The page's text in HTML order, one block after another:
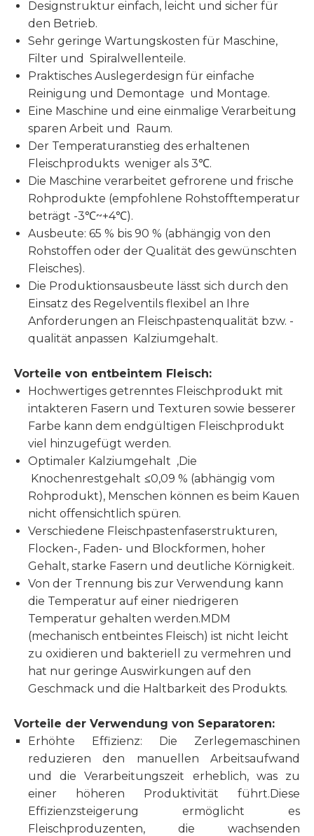
Designstruktur einfach, leicht und sicher für
den Betrieb.
Sehr geringe Wartungskosten für Maschine,
Filter und Spiralwellenteile.
Praktisches Auslegerdesign für einfache
Reinigung und Demontage und Montage.
Eine Maschine und eine einmalige Verarbeitung
sparen Arbeit und Raum.
Der Temperaturanstieg des erhaltenen
Fleischprodukts weniger als 3℃.
Die Maschine verarbeitet gefrorene und frische
Rohprodukte (empfohlene Rohstofftemperatur
beträgt -3℃~+4℃).
Ausbeute: 65 % bis 90 % (abhängig von den
Rohstoffen oder der Qualität des gewünschten
Fleisches).
Die Produktionsausbeute lässt sich durch den
Einsatz des Regelventils flexibel an Ihre
Anforderungen an Fleischpastenqualität bzw. -
qualität anpassen Kalziumgehalt.
Vorteile von entbeintem Fleisch:
Hochwertiges getrenntes Fleischprodukt mit
intakteren Fasern und Texturen sowie besserer
Farbe kann dem endgültigen Fleischprodukt
viel hinzugefügt werden.
Optimaler Kalziumgehalt ,Die
Knochenrestgehalt ≤0,09 % (abhängig vom
Rohprodukt), Menschen können es beim Kauen
nicht offensichtlich spüren.
Verschiedene Fleischpastenfaserstrukturen,
Flocken-, Faden- und Blockformen, hoher
Gehalt, starke Fasern und deutliche Körnigkeit.
Von der Trennung bis zur Verwendung kann
die Temperatur auf einer niedrigeren
Temperatur gehalten werden.MDM
(mechanisch entbeintes Fleisch) ist nicht leicht
zu oxidieren und bakteriell zu vermehren und
hat nur geringe Auswirkungen auf den
Geschmack und die Haltbarkeit des Produkts.
Vorteile der Verwendung von Separatoren:
Erhöhte Effizienz: Die Zerlegemaschinen
reduzieren den manuellen Arbeitsaufwand
und die Verarbeitungszeit erheblich, was zu
einer höheren Produktivität führt.Diese
Effizienzsteigerung ermöglicht es
Fleischproduzenten, die wachsenden